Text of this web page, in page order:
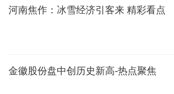
河南焦作：冰雪经济引客来 精彩看点
金徽股份盘中创历史新高-热点聚焦